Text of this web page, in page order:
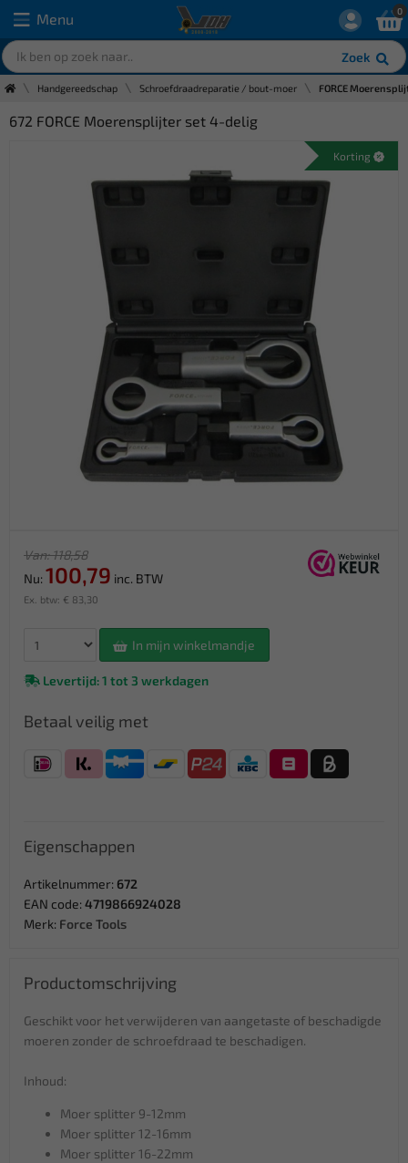
Menu
Zoek
0
Handgereedschap Schroefdraadreparatie / bout-moer FORCE
672 FORCE Moerensplijter set 4-delig
Korting
Van: 118,58
Nu: 100,79 inc. BTW
Ex. btw: € 83,30
In mijn winkelmandje
Levertijd: 1 tot 3 werkdagen
Betaal veilig met
Eigenschappen
Artikelnummer: 672
EAN code: 4719866924028
Merk: Force Tools
Productomschrijving
Geschikt voor het verwijderen van aangetaste of beschadigde
moeren zonder de schroefdraad te beschadigen.
Inhoud:
Moer splitter 9-12mm
Moer splitter 12-16mm
Moer splitter 16-22mm